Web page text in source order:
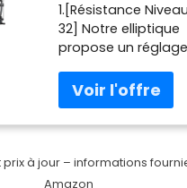
en 1 avec App,
32 Niveaux de
Résistance
Réglable, Vélo
Elliptique Ultra
Silencieux pour
la Maison,
Pouls et Écran
LCD, Cross
1.[Résistance Niveau
32] Notre elliptique
propose un réglage
résistance avec 32
niveaux, permettant
des ajustements
aussi bien pour les
débutants que pour
à jour – informations
Amazon